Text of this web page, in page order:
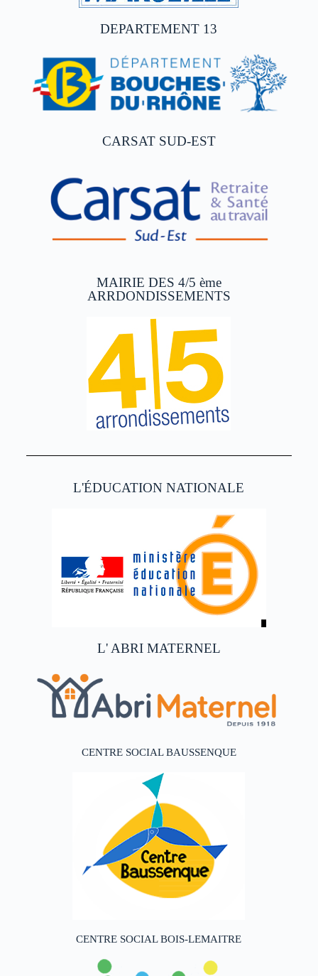
DEPARTEMENT 13
CARSAT SUD-EST
MAIRIE DES 4/5 ème
ARRDONDISSEMENTS
L'ÉDUCATION NATIONALE
L' ABRI MATERNEL
CENTRE SOCIAL BAUSSENQUE
CENTRE SOCIAL BOIS-LEMAITRE